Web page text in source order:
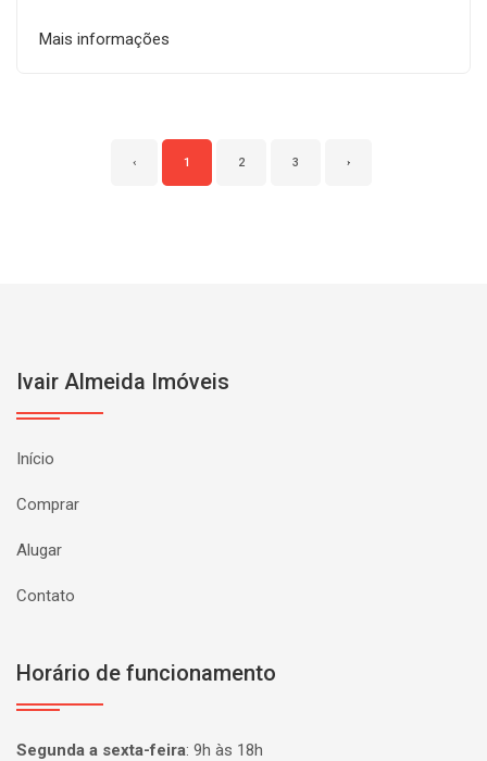
Mais informações
‹ 1 2 3 ›
Ivair Almeida Imóveis
Início
Comprar
Alugar
Contato
Horário de funcionamento
Segunda a sexta-feira: 9h às 18h